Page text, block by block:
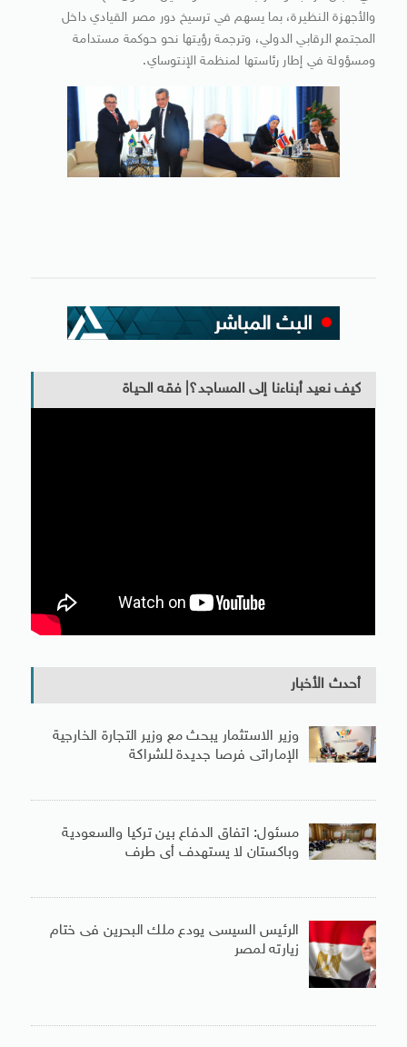
والأجهزة النظيرة، بما يسهم في ترسيخ دور مصر القيادي داخل
المجتمع الرقابي الدولي، وترجمة رؤيتها نحو حوكمة مستدامة
ومسؤولة في إطار رئاستها لمنظمة الإنتوساي.
كيف نعيد أبناءنا إلى المساجد؟| فقه الحياة
أحدث الأخبار
وزير الاستثمار يبحث مع وزير التجارة الخارجية
الإماراتى فرصا جديدة للشراكة
مسئول: اتفاق الدفاع بين تركيا والسعودية
وباكستان لا يستهدف أى طرف
الرئيس السيسى يودع ملك البحرين فى ختام
زيارته لمصر